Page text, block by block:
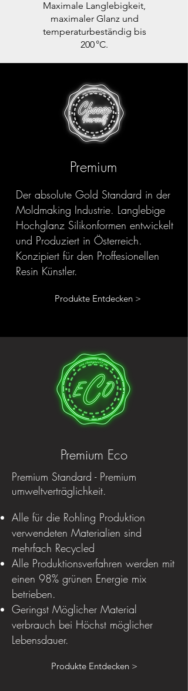
Maximale Langlebigkeit,
maximaler Glanz und
temperaturbeständig bis
200 °C.
Premium
Der absolute Gold Standard in der
Moldmaking Industrie. Langlebige
Hochglanz Silikonformen entwickelt
und Produziert in Österreich.
Konzipiert für den Proffesionellen
Resin Künstler.
Produkte Entdecken >
Premium Eco
Premium Standard - Premium
umweltverträglichkeit.
Alle für die Rohling Produktion
verwendeten Materialien sind
mehrfach Recycled
Alle Produktionsverfahren werden mit
einen 98% grünen Energie mix
betrieben.
Geringst Möglicher Material
verbrauch bei Höchst möglicher
Lebensdauer.
Produkte Entdecken >